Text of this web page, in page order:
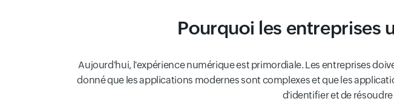
Pourquoi les entreprises
Aujourd'hui, l'expérience numérique est primordiale. Les entreprises
donné que les applications modernes sont complexes et que les
d'identifier et de